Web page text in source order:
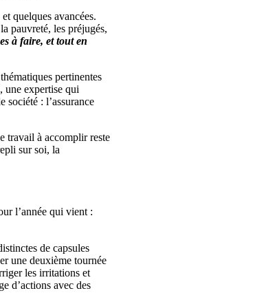
quelques avancées.
pauvreté, les préjugés,
à faire, et tout en
pertinentes
une expertise qui
société : l’assurance
travail à accomplir reste
sur soi, la
l’année qui vient :
de capsules
une deuxième tournée
les irritations et
d’actions avec des